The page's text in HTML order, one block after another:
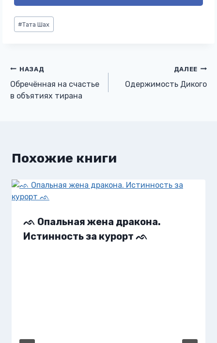
Метки
записи:
#Тата Шах
Навигация
по
НАЗАД
Обречённая на счастье
в объятиях тирана
ДАЛЕЕ
Одержимость Дикого
Похожие книги
ᨒ Опальная жена дракона.
Истинность за курорт ᨒ